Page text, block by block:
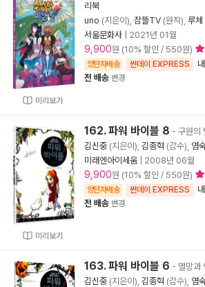
미리보기
리북
uno (지은이), 잠뜰TV (원작), 루체
서울문화사
2021년 01월
9,900원 (10% 할인 / 550원)
양탄자배송 썬데이 EXPRESS
전 배송 변경
미리보기
162. 파워 바이블 8 - 구원의
김신중 (지은이), 김종혁 (감수), 염
미래엔아이세움
2008년 06월
9,900원 (10% 할인 / 550원)
양탄자배송 썬데이 EXPRESS
전 배송 변경
163. 파워 바이블 6 - 멸망과
김신중 (지은이), 김종혁 (감수), 염